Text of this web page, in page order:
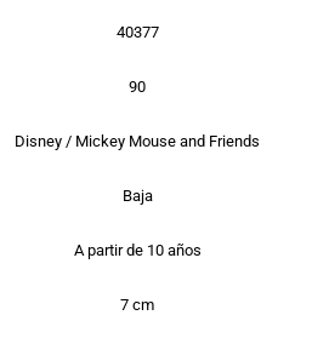
40377
90
Disney / Mickey Mouse and Friends
Baja
A partir de 10 años
7 cm